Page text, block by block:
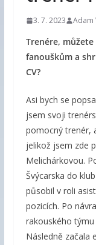
3. 7. 2023 Adam
Trenére,
fanouškům a
CV?
Asi bych se
jsem svoji
pomocný trenér,
jelikož jsem zde
Melichárkovou.
Švýcarska do
působil v roli
pozicích. Po
rakouského
Následně začala